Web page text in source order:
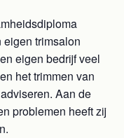
trimsalon
eigen bedrijf veel
het trimmen van
Aan de
problemen heeft zij